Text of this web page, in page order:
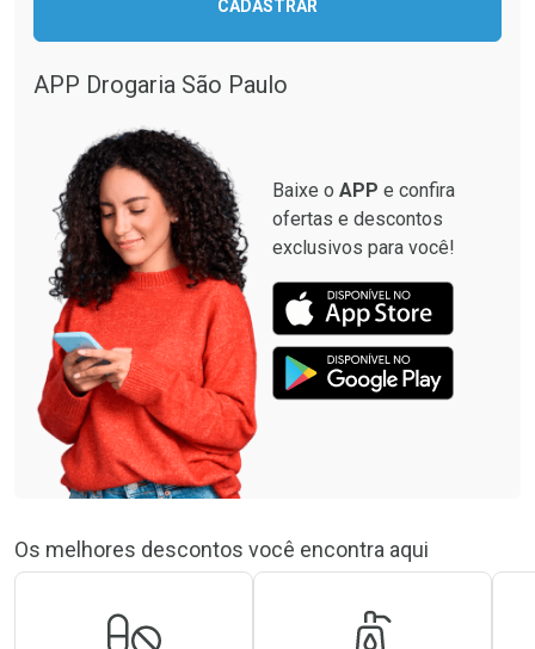
CADASTRAR
APP Drogaria São Paulo
Baixe o APP e confira
ofertas e descontos
exclusivos para você!
Os melhores descontos você encontra aqui